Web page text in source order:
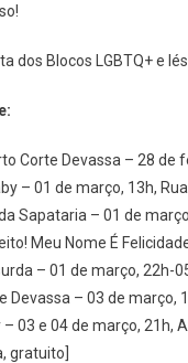
dos Blocos LGBTQ+ e
Corte Devassa – 28 de
– 01 de março, 13h,
Sapataria – 01 de
Meu Nome É
– 01 de março, 22h-
Devassa – 03 de março,
– 03 e 04 de março, 21h,
gratuito]